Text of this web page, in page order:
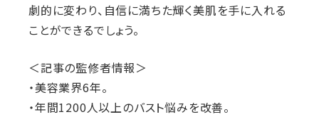
劇的に変わり、自信に満ちた輝く美肌を手に入れる
ことができるでしょう。
＜記事の監修者情報＞
・美容業界6年。
・年間1200人以上のバスト悩みを改善。